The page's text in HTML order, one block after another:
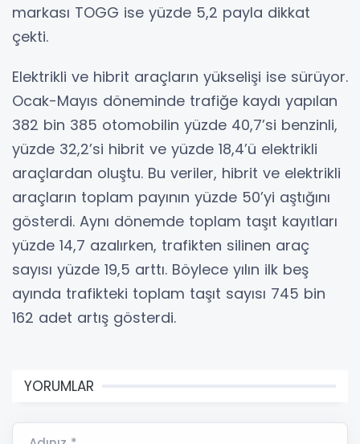
markası TOGG ise yüzde 5,2 payla dikkat
çekti.
Elektrikli ve hibrit araçların yükselişi ise sürüyor.
Ocak-Mayıs döneminde trafiğe kaydı yapılan
382 bin 385 otomobilin yüzde 40,7’si benzinli,
yüzde 32,2’si hibrit ve yüzde 18,4’ü elektrikli
araçlardan oluştu. Bu veriler, hibrit ve elektrikli
araçların toplam payının yüzde 50’yi aştığını
gösterdi. Aynı dönemde toplam taşıt kayıtları
yüzde 14,7 azalırken, trafikten silinen araç
sayısı yüzde 19,5 arttı. Böylece yılın ilk beş
ayında trafikteki toplam taşıt sayısı 745 bin
162 adet artış gösterdi.
YORUMLAR